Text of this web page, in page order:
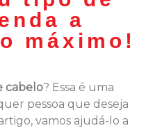
a
máximo!
cabelo? Essa é uma
pessoa que deseja
vamos ajudá-lo a